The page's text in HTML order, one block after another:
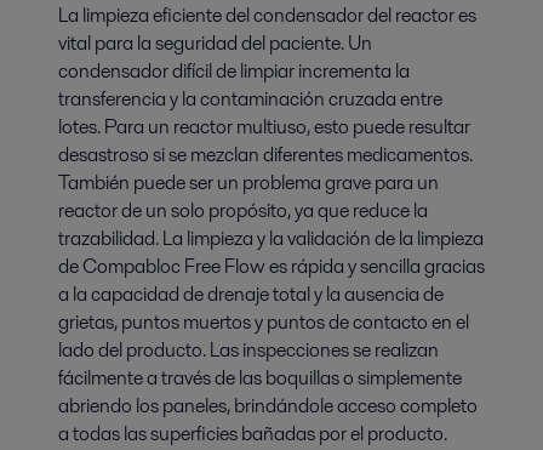
La limpieza eficiente del condensador del reactor es
vital para la seguridad del paciente. Un
condensador difícil de limpiar incrementa la
transferencia y la contaminación cruzada entre
lotes. Para un reactor multiuso, esto puede resultar
desastroso si se mezclan diferentes medicamentos.
También puede ser un problema grave para un
reactor de un solo propósito, ya que reduce la
trazabilidad. La limpieza y la validación de la limpieza
de Compabloc Free Flow es rápida y sencilla gracias
a la capacidad de drenaje total y la ausencia de
grietas, puntos muertos y puntos de contacto en el
lado del producto. Las inspecciones se realizan
fácilmente a través de las boquillas o simplemente
abriendo los paneles, brindándole acceso completo
a todas las superficies bañadas por el producto.